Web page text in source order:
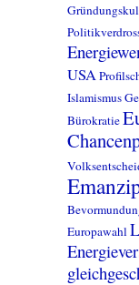
USA
Islamismus
Bürokratie
Europawahl